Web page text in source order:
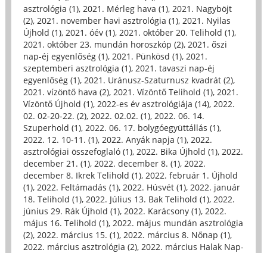
asztrológia (1), 2021. Mérleg hava (1), 2021. Nagyböjt
(2), 2021. november havi asztrológia (1), 2021. Nyilas
Újhold (1), 2021. óév (1), 2021. október 20. Telihold (1),
2021. október 23. mundán horoszkóp (2), 2021. őszi
nap-éj egyenlőség (1), 2021. Pünkösd (1), 2021.
szeptemberi asztrológia (1), 2021. tavaszi nap-éj
egyenlőség (1), 2021. Uránusz-Szaturnusz kvadrát (2),
2021. vízöntő hava (2), 2021. Vízöntő Telihold (1), 2021.
Vízöntő Újhold (1), 2022-es év asztrológiája (14), 2022.
02. 02-20-22. (2), 2022. 02.02. (1), 2022. 06. 14.
Szuperhold (1), 2022. 06. 17. bolygóegyüttállás (1),
2022. 12. 10-11. (1), 2022. Anyák napja (1), 2022.
asztrológiai összefoglaló (1), 2022. Bika Újhold (1), 2022.
december 21. (1), 2022. december 8. (1), 2022.
december 8. Ikrek Telihold (1), 2022. február 1. Újhold
(1), 2022. Feltámadás (1), 2022. Húsvét (1), 2022. január
18. Telihold (1), 2022. Július 13. Bak Telihold (1), 2022.
június 29. Rák Újhold (1), 2022. Karácsony (1), 2022.
május 16. Telihold (1), 2022. május mundán asztrológia
(2), 2022. március 15. (1), 2022. március 8. Nőnap (1),
2022. március asztrológia (2), 2022. március Halak Nap-